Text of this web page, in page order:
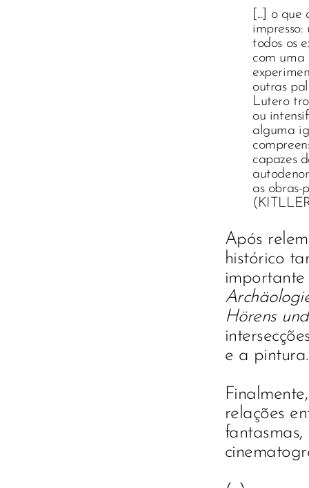
[...] o
todos os
com
outras
Lutero
ou
alguma
capazes
as
Após
histórico
Hörens
e a pintura.
relações